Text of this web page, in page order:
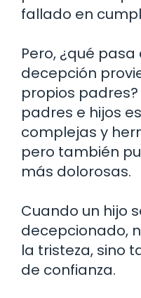
fallado en
Pero, ¿qué
decepción
propios
padres e hijos
complejas y
pero también
más dolorosas.
Cuando un hijo
decepcionado,
la tristeza, sino
de confianza.